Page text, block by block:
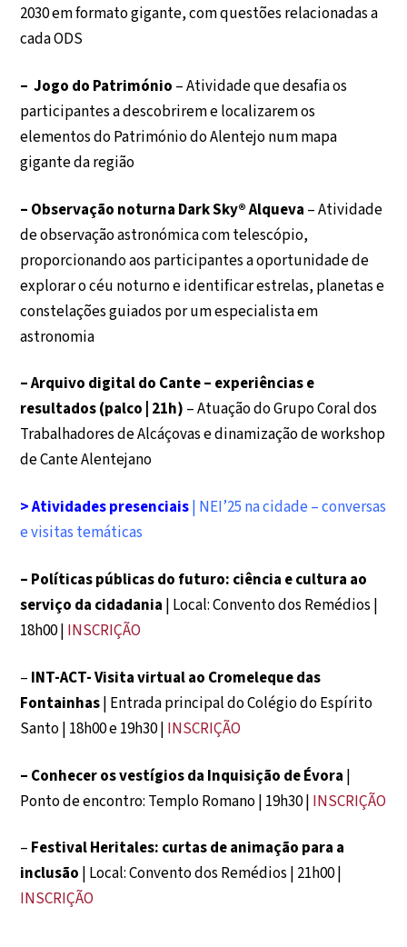
2030 em formato gigante, com questões relacionadas a
cada ODS
– Jogo do Património – Atividade que desafia os
participantes a descobrirem e localizarem os
elementos do Património do Alentejo num mapa
gigante da região
– Observação noturna Dark Sky® Alqueva – Atividade
de observação astronómica com telescópio,
proporcionando aos participantes a oportunidade de
explorar o céu noturno e identificar estrelas, planetas e
constelações guiados por um especialista em
astronomia
– Arquivo digital do Cante – experiências e
resultados (palco | 21h) – Atuação do Grupo Coral dos
Trabalhadores de Alcáçovas e dinamização de workshop
de Cante Alentejano
> Atividades presenciais| NEI’25 na cidade – conversas
e visitas temáticas
– Políticas públicas do futuro: ciência e cultura ao
serviço da cidadania | Local: Convento dos Remédios |
18h00 | INSCRIÇÃO
– INT-ACT- Visita virtual ao Cromeleque das
Fontainhas| Entrada principal do Colégio do Espírito
Santo | 18h00 e 19h30 | INSCRIÇÃO
– Conhecer os vestígios da Inquisição de Évora |
Ponto de encontro: Templo Romano | 19h30 | INSCRIÇÃO
– Festival Heritales: curtas de animação para a
inclusão | Local: Convento dos Remédios | 21h00 |
INSCRIÇÃO